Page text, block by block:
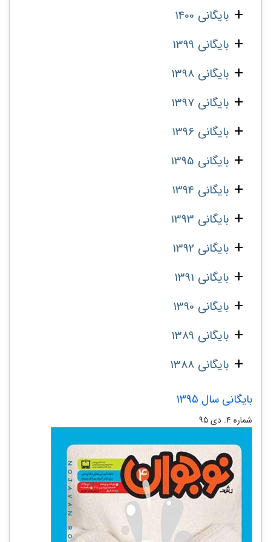
بایگانی 1400
بایگانی 1399
بایگانی 1398
بایگانی 1397
بایگانی 1396
بایگانی 1395
بایگانی 1394
بایگانی 1393
بایگانی 1392
بایگانی 1391
بایگانی 1390
بایگانی 1389
بایگانی 1388
بایگانی سال 1395
شماره ۴. دی ۹۵